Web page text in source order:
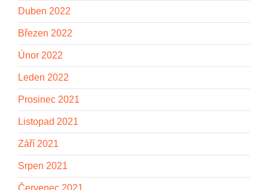
Duben 2022
Březen 2022
Únor 2022
Leden 2022
Prosinec 2021
Listopad 2021
Září 2021
Srpen 2021